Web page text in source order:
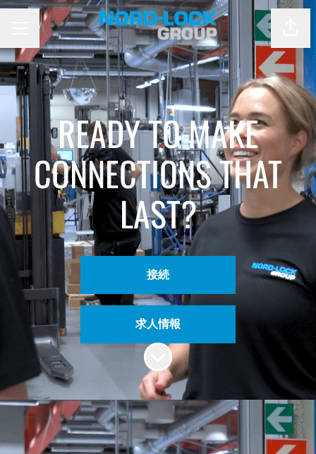
キャリア メニュー
READY TO MAKE
CONNECTIONS THAT
LAST?
接続
求人情報
コンテンツにスクロール